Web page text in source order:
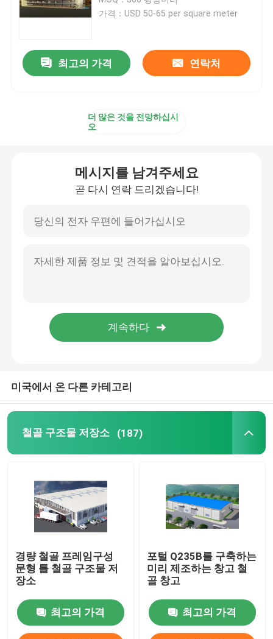
철골 구조물 플랫폼
철골 구조물 피그 하우스
상업적 강철 골조 건물
철골 구조물 경기장
폴드형 컨테이너 의회
벤로 그라스 온실
가격：USD 50-65 per square meter
최고의 가격 연락처
더 많은 것을 전망하십시
오
메시지를 남겨주세요
곧 다시 연락 드리겠습니다!
미국에서 온 다른 카테고리
철골 구조물 저장소 (187)
경량 철골 프레임구성
문형 틀 철골 구조물 저
장소
최고의 가격
포털 Q235B를 구축하는
미리 제조하는 창고 철
골 창고
최고의 가격